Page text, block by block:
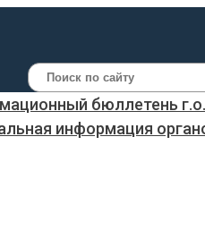
Поиск
бюллетень
информация